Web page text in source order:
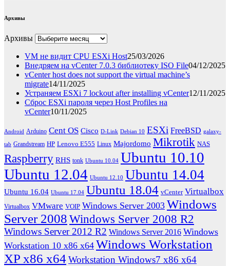
Архивы
Архивы
VM не видит CPU ESXi Host25/03/2026
Внедряем на vCenter 7.0.3 библиотеку ISO File04/12/2025
vCenter host does not support the virtual machine’s
migrate14/11/2025
Устраняем ESXi 7 lockout after installing vCenter12/11/2025
Сброс ESXi пароля через Host Profiles на
vCenter10/11/2025
Android Arduino Cent OS Cisco D-Link Debian 10 ESXi FreeBSD galaxy-
tab Grandstream HP Lenovo E555 Linux Majordomo Mikrotik NAS
Raspberry RHS tonk Ubuntu 10.04 Ubuntu 10.10
Ubuntu 12.04 Ubuntu 12.10 Ubuntu 14.04
Ubuntu 16.04 Ubuntu 17.04 Ubuntu 18.04 vCenter Virtualbox
Virtualbox VMware VOIP Windows Server 2003 Windows
Server 2008 Windows Server 2008 R2
Windows Server 2012 R2 Windows Server 2016 Windows
Workstation 10 x86 x64 Windows Workstation
XP x86 x64Workstation Windows7 x86 x64